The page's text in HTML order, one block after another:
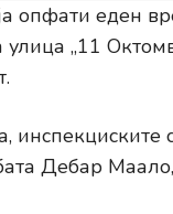
опфати еден
улица „11
Дебар